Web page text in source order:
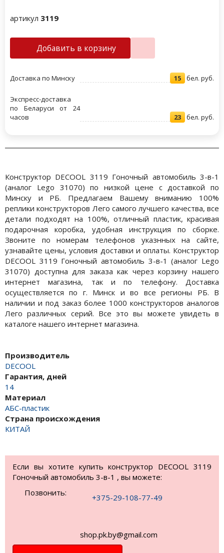
артикул 3119
Добавить в корзину
Доставка по Минску 15 бел. руб.
Экспресс-доставка
по Беларуси от 24
часов
23 бел. руб.
Конструктор DECOOL 3119 Гоночный автомобиль 3-в-1
(аналог Lego 31070) по низкой цене с доставкой по
Минску и РБ. Предлагаем Вашему вниманию 100%
реплики конструкторов Лего самого лучшего качества, все
детали подходят на 100%, отличный пластик, красивая
подарочная коробка, удобная инструкция по сборке.
Звоните по номерам телефонов указнных на сайте,
узнавайте цены, условия доставки и оплаты. Конструктор
DECOOL 3119 Гоночный автомобиль 3-в-1 (аналог Lego
31070) доступна для заказа как через корзину нашего
интернет магазина, так и по телефону. Доставка
осуществляется по г. Минск и во все регионы РБ. В
наличии и под заказ более 1000 конструкторов аналогов
Лего различных серий. Все это вы можете увидеть в
каталоге нашего интернет магазина.
Производитель
DECOOL
Гарантия, дней
14
Материал
АБС-пластик
Страна происхождения
КИТАЙ
Если вы хотите купить конструктор DECOOL 3119
Гоночный автомобиль 3-в-1 , вы можете:
Позвонить:
+375-29-108-77-49
shop.pk.by@gmail.com